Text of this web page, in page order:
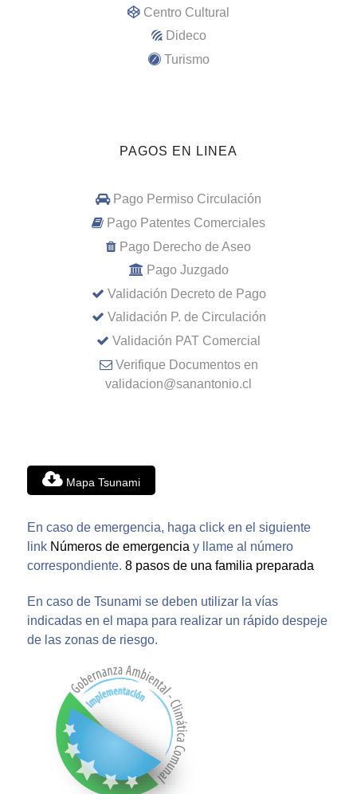
Centro Cultural
Dideco
Turismo
PAGOS EN LINEA
Pago Permiso Circulación
Pago Patentes Comerciales
Pago Derecho de Aseo
Pago Juzgado
Validación Decreto de Pago
Validación P. de Circulación
Validación PAT Comercial
Verifique Documentos en
validacion@sanantonio.cl
Mapa Tsunami
En caso de emergencia, haga click en el siguiente
link Números de emergencia y llame al número
correspondiente. 8 pasos de una familia preparada
En caso de Tsunami se deben utilizar la vías
indicadas en el mapa para realizar un rápido despeje
de las zonas de riesgo.